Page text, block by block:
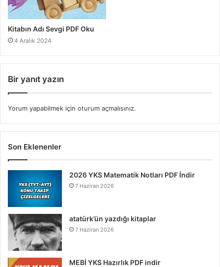
Kitabın Adı Sevgi PDF Oku
4 Aralık 2024
Bir yanıt yazın
Yorum yapabilmek için oturum açmalısınız.
Son Eklenenler
2026 YKS Matematik Notları PDF İndir
7 Haziran 2026
atatürk’ün yazdığı kitaplar
7 Haziran 2026
MEBİ YKS Hazırlık PDF indir